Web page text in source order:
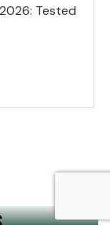
Tested